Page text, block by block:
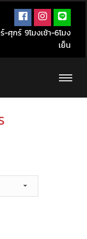
ศุกร์ 9โมงเช้า-6โมง
เย็น